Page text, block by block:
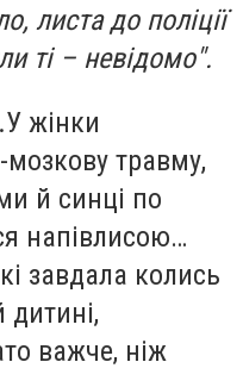
листа до поліції
ті – невідомо".
жінки
мозкову травму,
й синці по
напівлисою…
завдала колись
дитині,
важче, ніж